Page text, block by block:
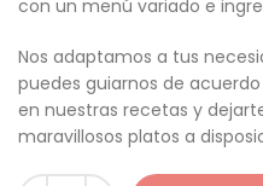
con un menú variado e
Nos adaptamos a tus
puedes guiarnos de
en nuestras recetas y
maravillosos platos a